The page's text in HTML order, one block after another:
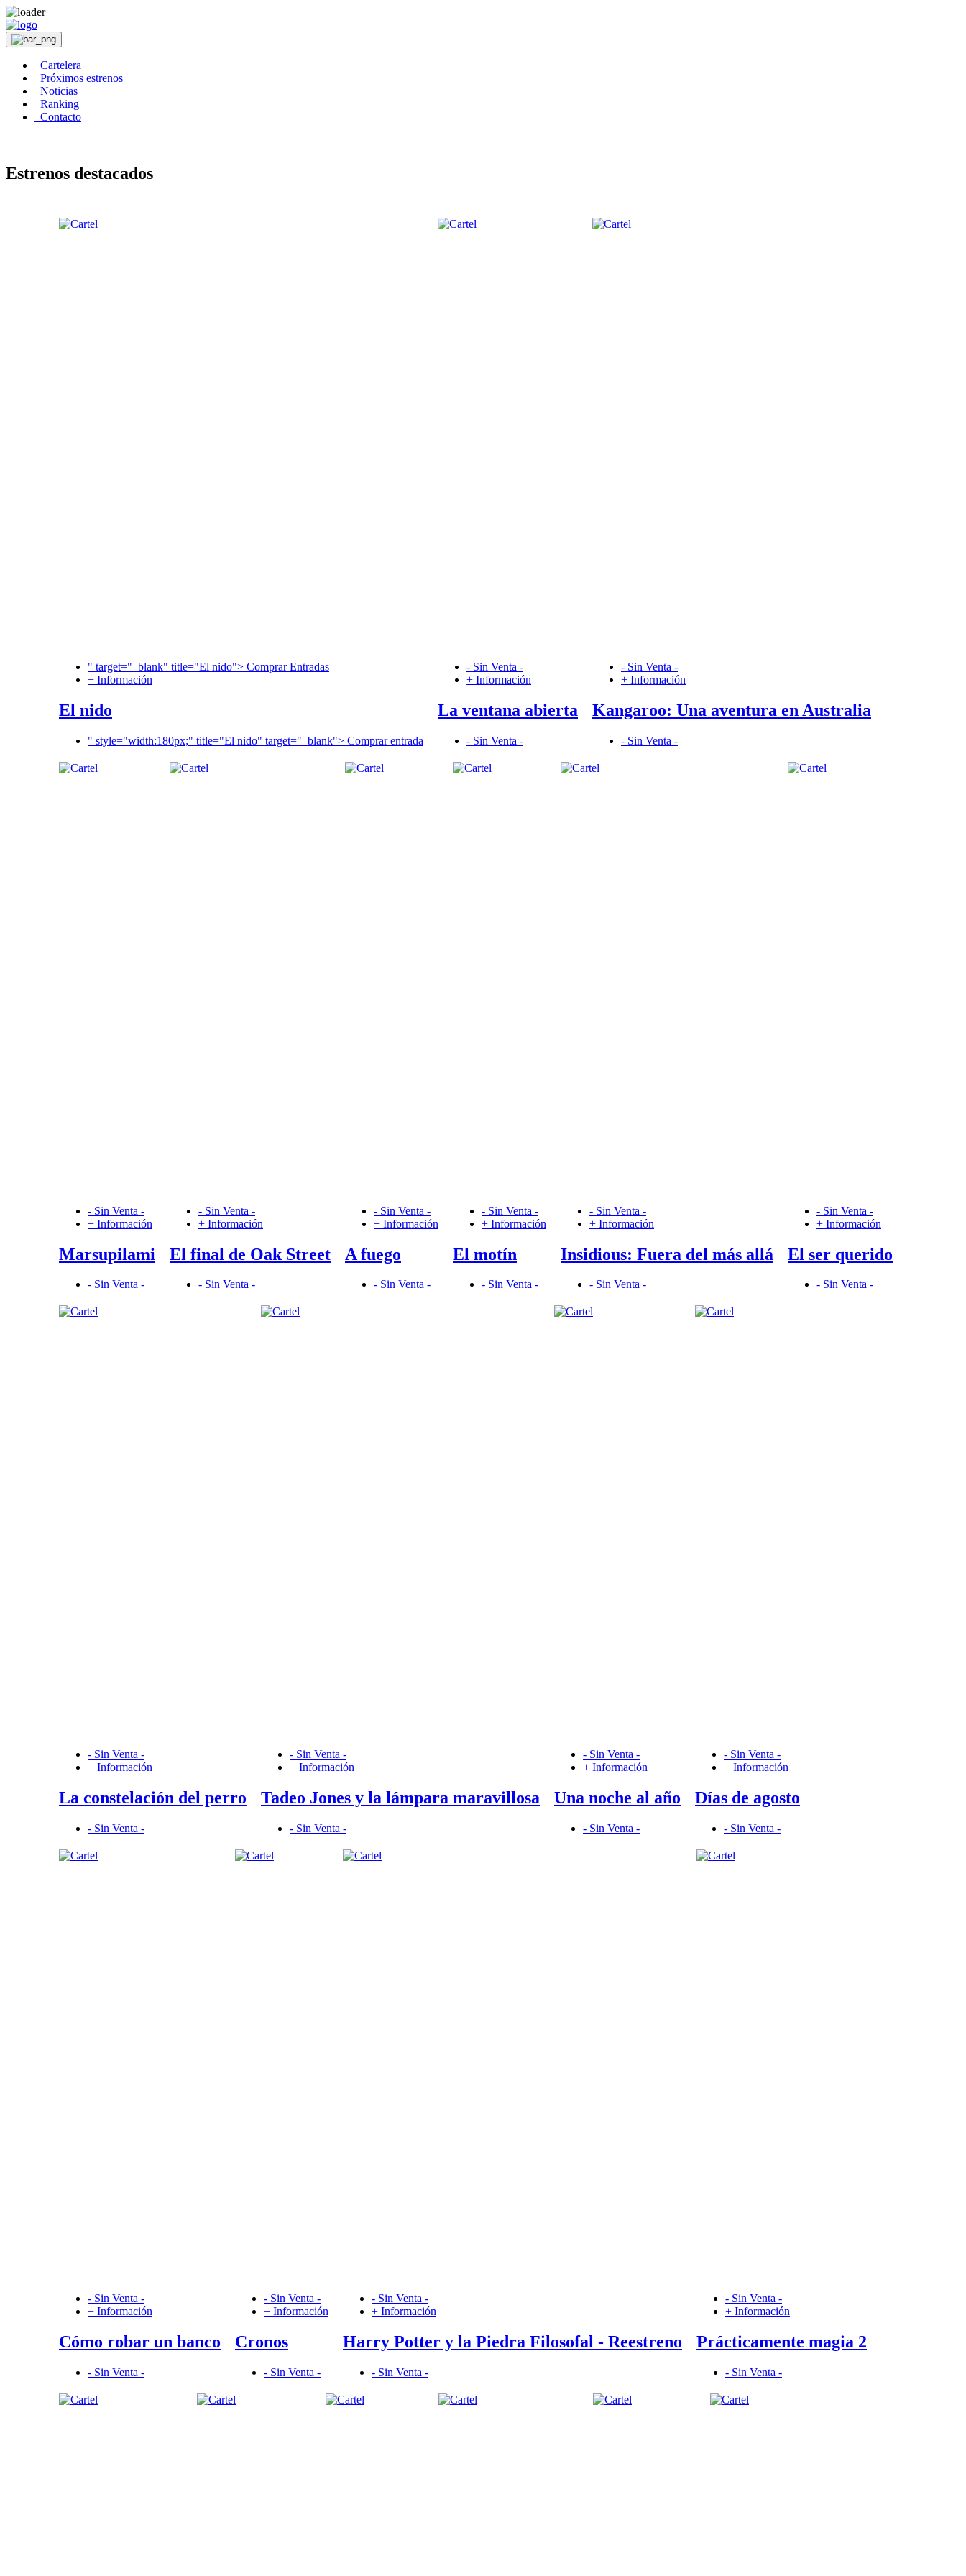
Cartelera
Próximos estrenos
Noticias
Ranking
Contacto
Estrenos destacados
" target="_blank" title="El nido"> Comprar Entradas
+ Información
El nido
" style="width:180px;" title="El nido" target="_blank"> Comprar entrada
- Sin Venta -
+ Información
La ventana abierta
- Sin Venta -
- Sin Venta -
+ Información
Kangaroo: Una aventura en Australia
- Sin Venta -
- Sin Venta -
+ Información
Marsupilami
- Sin Venta -
- Sin Venta -
+ Información
El final de Oak Street
- Sin Venta -
- Sin Venta -
+ Información
A fuego
- Sin Venta -
- Sin Venta -
+ Información
El motín
- Sin Venta -
- Sin Venta -
+ Información
Insidious: Fuera del más allá
- Sin Venta -
- Sin Venta -
+ Información
El ser querido
- Sin Venta -
- Sin Venta -
+ Información
La constelación del perro
- Sin Venta -
- Sin Venta -
+ Información
Tadeo Jones y la lámpara maravillosa
- Sin Venta -
- Sin Venta -
+ Información
Una noche al año
- Sin Venta -
- Sin Venta -
+ Información
Días de agosto
- Sin Venta -
- Sin Venta -
+ Información
Cómo robar un banco
- Sin Venta -
- Sin Venta -
+ Información
Cronos
- Sin Venta -
- Sin Venta -
+ Información
Harry Potter y la Piedra Filosofal - Reestreno
- Sin Venta -
- Sin Venta -
+ Información
Prácticamente magia 2
- Sin Venta -